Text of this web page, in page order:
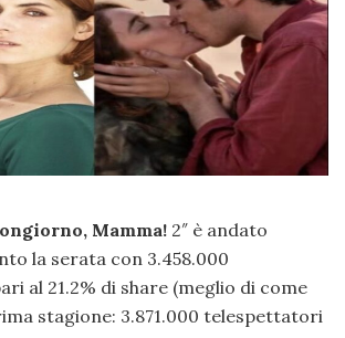
Mamma! 2″ è andato
la serata con 3.458.000
al 21.2% di share (meglio di come
stagione: 3.871.000 telespettatori